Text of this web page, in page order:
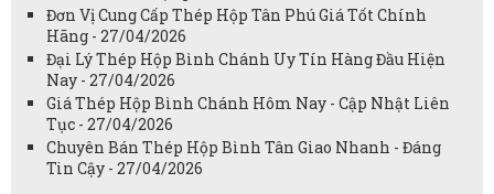
Đơn Vị Cung Cấp Thép Hộp Tân Phú Giá Tốt Chính
Hãng - 27/04/2026
Đại Lý Thép Hộp Bình Chánh Uy Tín Hàng Đầu Hiện
Nay - 27/04/2026
Giá Thép Hộp Bình Chánh Hôm Nay - Cập Nhật Liên
Tục - 27/04/2026
Chuyên Bán Thép Hộp Bình Tân Giao Nhanh - Đáng
Tin Cậy - 27/04/2026